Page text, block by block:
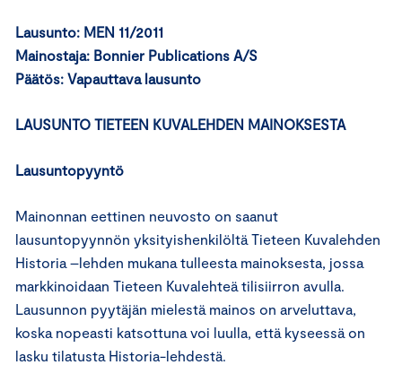
Lausunto: MEN 11/2011
Mainostaja: Bonnier Publications A/S
Päätös: Vapauttava lausunto
LAUSUNTO TIETEEN KUVALEHDEN MAINOKSESTA
Lausuntopyyntö
Mainonnan eettinen neuvosto on saanut
lausuntopyynnön yksityishenkilöltä Tieteen Kuvalehden
Historia –lehden mukana tulleesta mainoksesta, jossa
markkinoidaan Tieteen Kuvalehteä tilisiirron avulla.
Lausunnon pyytäjän mielestä mainos on arveluttava,
koska nopeasti katsottuna voi luulla, että kyseessä on
lasku tilatusta Historia-lehdestä.